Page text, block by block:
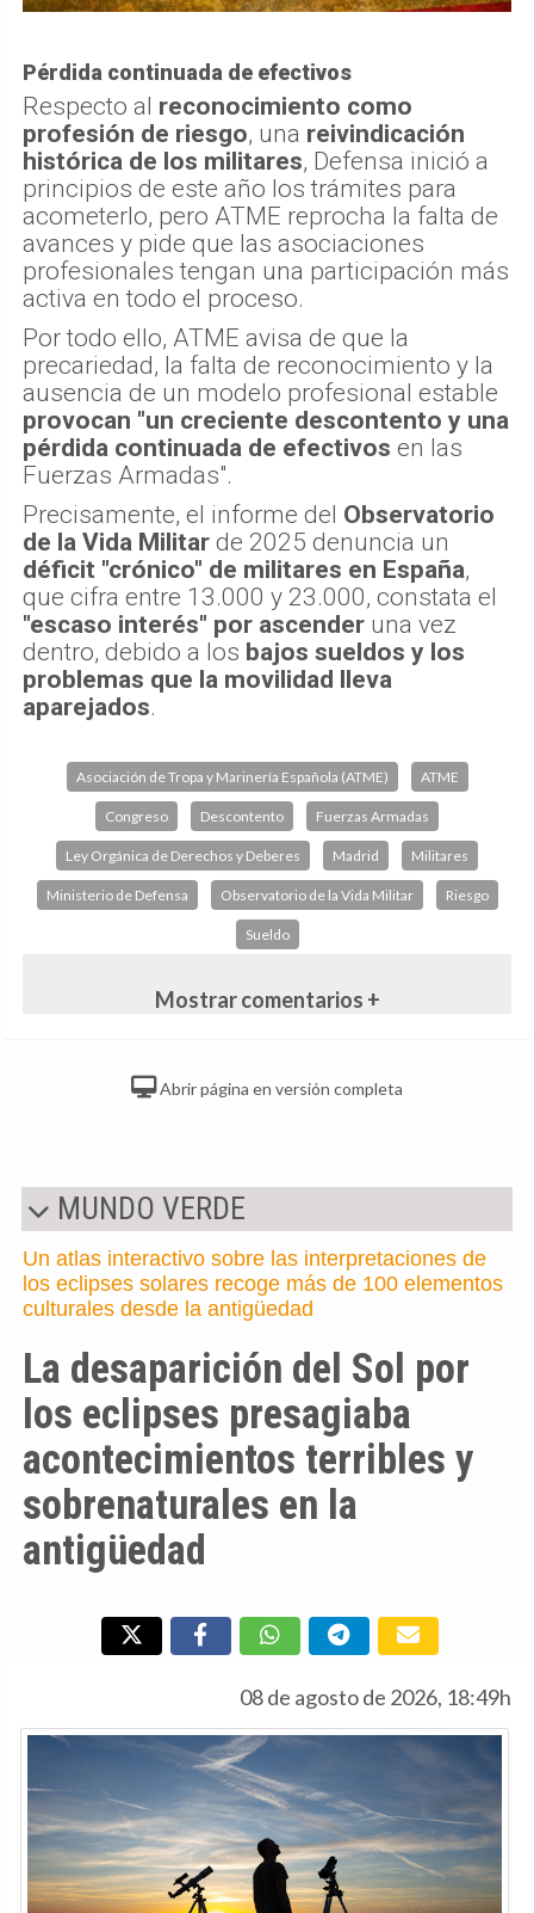
Pérdida continuada de efectivos
Respecto al reconocimiento como
profesión de riesgo, una reivindicación
histórica de los militares, Defensa inició a
principios de este año los trámites para
acometerlo, pero ATME reprocha la falta de
avances y pide que las asociaciones
profesionales tengan una participación más
activa en todo el proceso.
Por todo ello, ATME avisa de que la
precariedad, la falta de reconocimiento y la
ausencia de un modelo profesional estable
provocan "un creciente descontento y una
pérdida continuada de efectivos en las
Fuerzas Armadas".
Precisamente, el informe del Observatorio
de la Vida Militar de 2025 denuncia un
déficit "crónico" de militares en España,
que cifra entre 13.000 y 23.000, constata el
"escaso interés" por ascender una vez
dentro, debido a los bajos sueldos y los
problemas que la movilidad lleva
aparejados.
Asociación de Tropa y Marinería Española (ATME) ATME
Congreso Descontento Fuerzas Armadas
Ley Orgánica de Derechos y Deberes Madrid Militares
Ministerio de Defensa Observatorio de la Vida Militar Riesgo
Sueldo
Mostrar comentarios +
Abrir página en versión completa
MUNDO VERDE
Un atlas interactivo sobre las interpretaciones de
los eclipses solares recoge más de 100 elementos
culturales desde la antigüedad
La desaparición del Sol por
los eclipses presagiaba
acontecimientos terribles y
sobrenaturales en la
antigüedad
08 de agosto de 2026, 18:49h